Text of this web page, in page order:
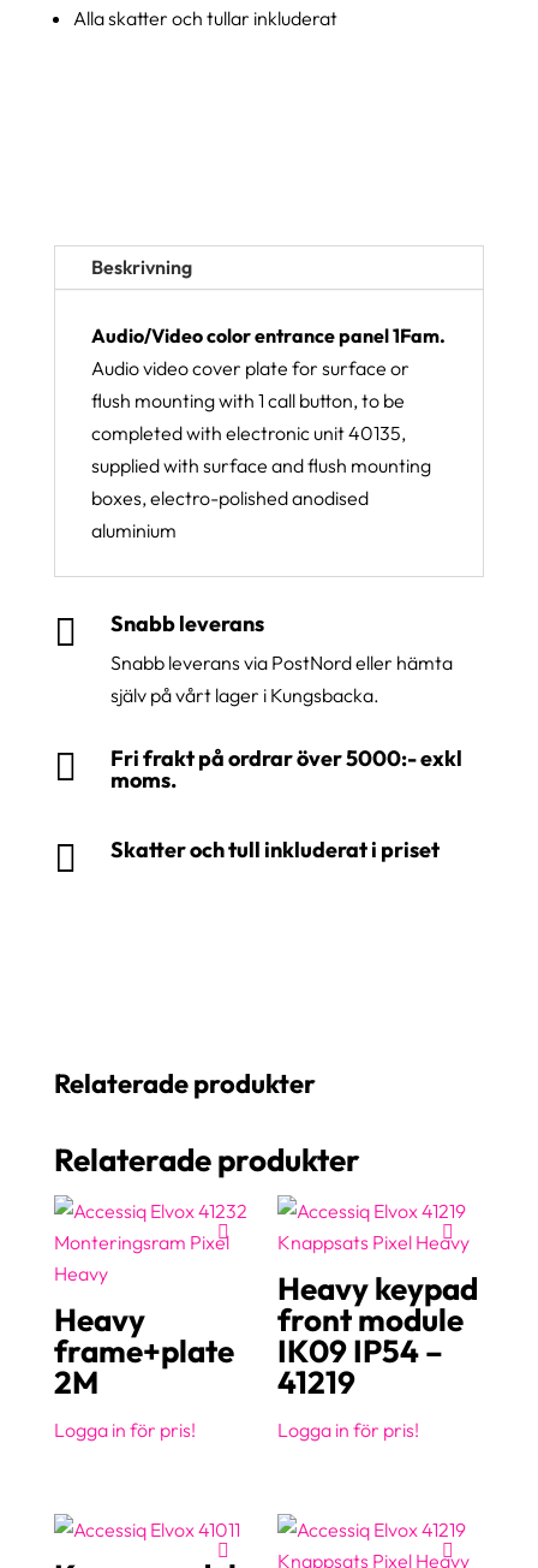
Alla skatter och tullar inkluderat
Beskrivning
Audio/Video color entrance panel 1Fam.
Audio video cover plate for surface or
flush mounting with 1 call button, to be
completed with electronic unit 40135,
supplied with surface and flush mounting
boxes, electro-polished anodised
aluminium
 Snabb leverans
Snabb leverans via PostNord eller hämta
själv på vårt lager i Kungsbacka.
 Fri frakt på ordrar över 5000:- exkl
moms.
 Skatter och tull inkluderat i priset
Relaterade produkter
Relaterade produkter
Heavy
frame+plate
2M
Logga in för pris!
Heavy keypad
front module
IK09 IP54 –
41219
Logga in för pris!